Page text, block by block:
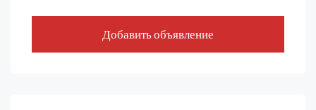
Добавить объявление